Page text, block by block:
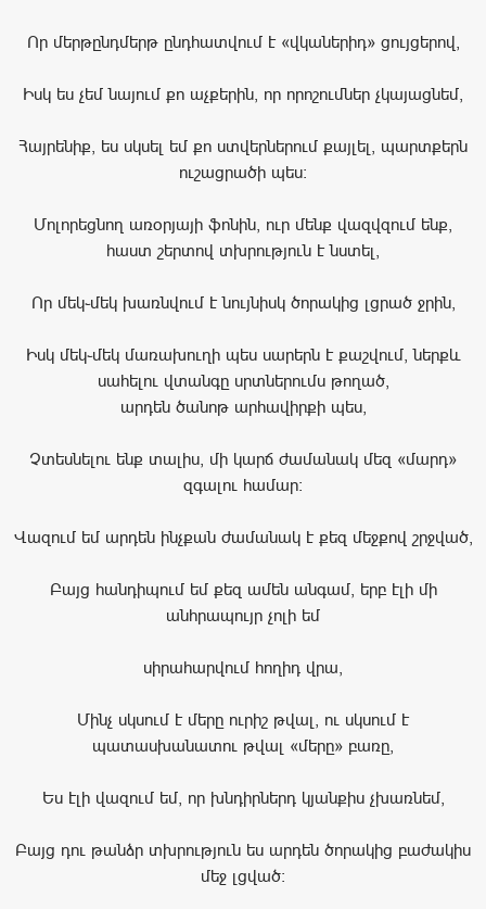
Որ մերթընդմերթ ընդհատվում է «վկաներիդ» ցույցերով,
Իսկ ես չեմ նայում քո աչքերին, որ որոշումներ չկայացնեմ,
Հայրենիք, ես սկսել եմ քո ստվերներում քայլել, պարտքերն
ուշացրածի պես։
Մոլորեցնող առօրյայի ֆոնին, ուր մենք վազվզում ենք,
հաստ շերտով տխրություն է նստել,
Որ մեկ֊մեկ խառնվում է նույնիսկ ծորակից լցրած ջրին,
Իսկ մեկ֊մեկ մառախուղի պես սարերն է քաշվում, ներքև
սահելու վտանգը սրտներումս թողած,
արդեն ծանոթ արհավիրքի պես,
Չտեսնելու ենք տալիս, մի կարճ ժամանակ մեզ «մարդ»
զգալու համար։
Վազում եմ արդեն ինչքան ժամանակ է քեզ մեջքով շրջված,
Բայց հանդիպում եմ քեզ ամեն անգամ, երբ էլի մի
անհրապույր չոլի եմ
սիրահարվում հողիդ վրա,
Մինչ սկսում է մերը ուրիշ թվալ, ու սկսում է
պատասխանատու թվալ «մերը» բառը,
Ես էլի վազում եմ, որ խնդիրներդ կյանքիս չխառնեմ,
Բայց դու թանձր տխրություն ես արդեն ծորակից բաժակիս
մեջ լցված։